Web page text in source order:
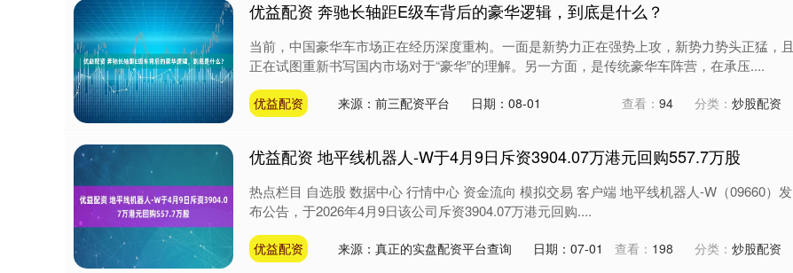
优益配资 奔驰长轴距E级车背后的豪华逻辑，到底是什么？
当前，中国豪华车市场正在经历深度重构。一面是新势力正在强势上攻，新势力势头正猛，且
正在试图重新书写国内市场对于“豪华”的理解。另一方面，是传统豪华车阵营，在承压....
优益配资 来源：前三配资平台 日期：08-01 查看： 94 分类： 炒股配资
优益配资 地平线机器人-W于4月9日斥资3904.07万港元回购557.7万股
热点栏目 自选股 数据中心 行情中心 资金流向 模拟交易 客户端 地平线机器人-W（09660）发
布公告，于2026年4月9日该公司斥资3904.07万港元回购....
优益配资 来源：真正的实盘配资平台查询 日期：07-01 查看： 198 分类： 炒股配资